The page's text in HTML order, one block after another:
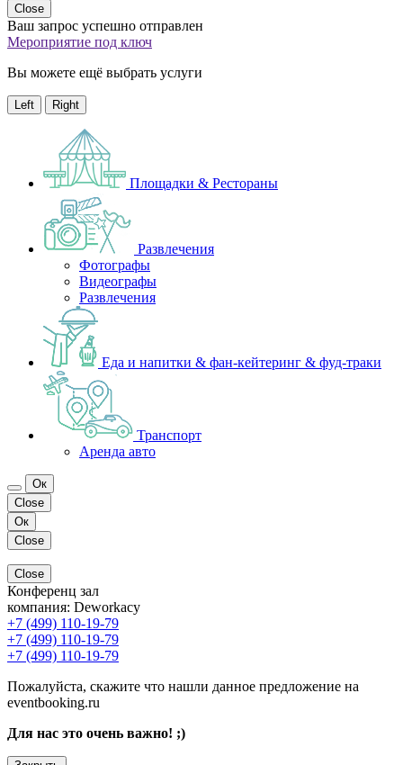
Close
Ваш запрос успешно отправлен
Мероприятие под ключ
Вы можете ещё выбрать услуги
Left Right
Площадки & Рестораны
Развлечения
Фотографы
Видеографы
Развлечения
Еда и напитки & фан-кейтеринг & фуд-траки
Транспорт
Аренда авто
Ок
Close
Ок
Close
Close
Конференц зал
компания: Deworkacy
+7 (499) 110-19-79
+7 (499) 110-19-79
+7 (499) 110-19-79
Пожалуйста, скажите что нашли данное предложение на
eventbooking.ru
Для нас это очень важно! ;)